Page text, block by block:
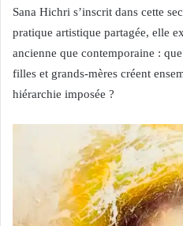
Sana Hichri s’inscrit dans cette
pratique artistique partagée, elle
ancienne que contemporaine :
filles et grands-mères créent
hiérarchie imposée ?